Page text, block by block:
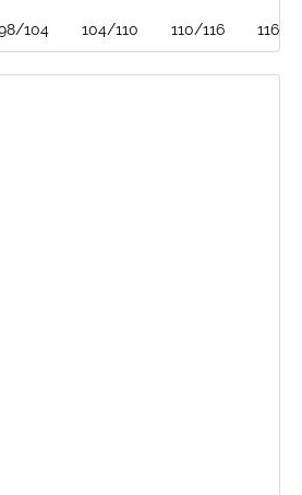
104 104/110 110/116 116/